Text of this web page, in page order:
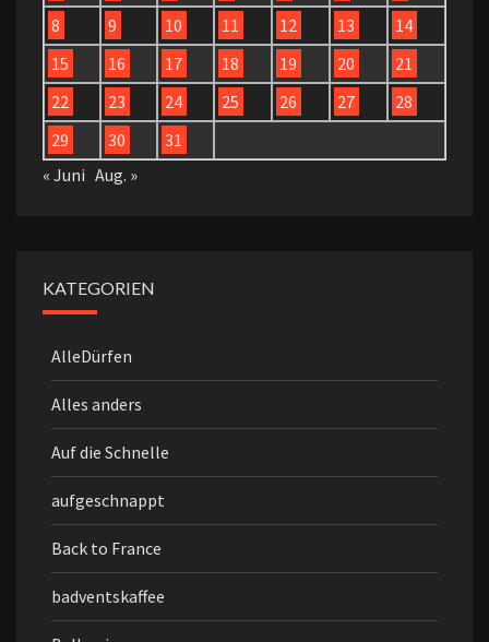
8
9 10 11 12 13
14
15
16 17 18 19 20
21
22
23 24 25 26 27
28
29
30
31
« Juni Aug. »
KATEGORIEN
AlleDürfen
Alles anders
Auf die Schnelle
aufgeschnappt
Back to France
badventskaffee